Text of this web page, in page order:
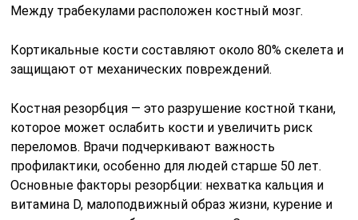
Между трабекулами расположен костный мозг.
Кортикальные кости составляют около 80% скелета и
защищают от механических повреждений.
Костная резорбция — это разрушение костной ткани,
которое может ослабить кости и увеличить риск
переломов. Врачи подчеркивают важность
профилактики, особенно для людей старше 50 лет.
Основные факторы резорбции: нехватка кальция и
витамина D, малоподвижный образ жизни, курение и